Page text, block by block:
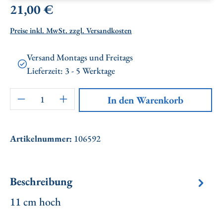
Regulärer Preis:
21,00 €
Preise inkl. MwSt. zzgl. Versandkosten
Versand Montags und Freitags
Lieferzeit: 3 - 5 Werktage
Artikel Anzahl: Gib den gewünschten
In den Warenkorb
Artikelnummer: 106592
Beschreibung
11 cm hoch